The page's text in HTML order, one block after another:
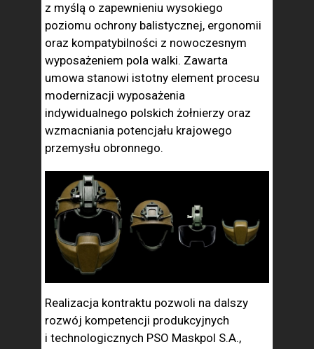
z myślą o zapewnieniu wysokiego
poziomu ochrony balistycznej, ergonomii
oraz kompatybilności z nowoczesnym
wyposażeniem pola walki. Zawarta
umowa stanowi istotny element procesu
modernizacji wyposażenia
indywidualnego polskich żołnierzy oraz
wzmacniania potencjału krajowego
przemysłu obronnego.
Realizacja kontraktu pozwoli na dalszy
rozwój kompetencji produkcyjnych
i technologicznych PSO Maskpol S.A.,